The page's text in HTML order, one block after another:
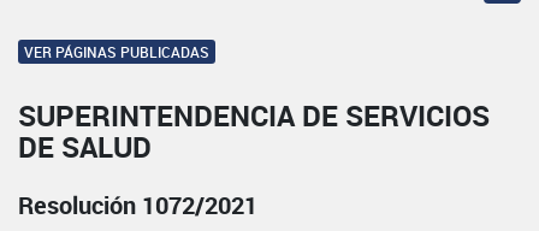
VER PÁGINAS PUBLICADAS
SUPERINTENDENCIA DE SERVICIOS
DE SALUD
Resolución 1072/2021